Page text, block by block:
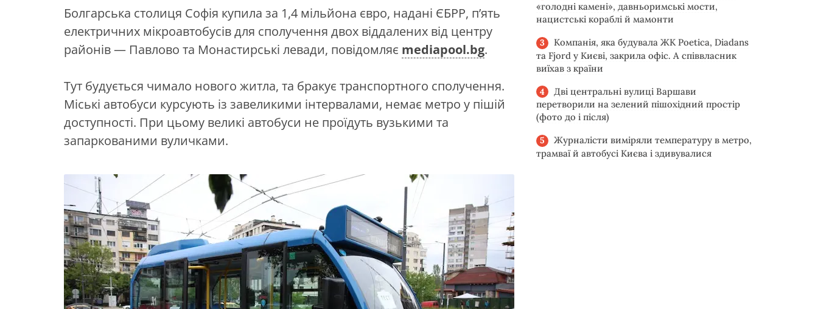
Болгарська столиця Софія купила за 1,4 мільйона євро, надані ЄБРР, п’ять
електричних мікроавтобусів для сполучення двох віддалених від центру
районів — Павлово та Монастирські левади, повідомляє mediapool.bg.
Тут будується чимало нового житла, та бракує транспортного сполучення.
Міські автобуси курсують із завеликими інтервалами, немає метро у пішій
доступності. При цьому великі автобуси не проїдуть вузькими та
запаркованими вуличками.
«голодні камені», давньоримські мости,
нацистські кораблі й мамонти
Компанія, яка будувала ЖК Poetica, Diadans
та Fjord у Києві, закрила офіс. А співвласник
виїхав з країни
Дві центральні вулиці Варшави
перетворили на зелений пішохідний простір
(фото до і після)
Журналісти виміряли температуру в метро,
трамваї й автобусі Києва і здивувалися